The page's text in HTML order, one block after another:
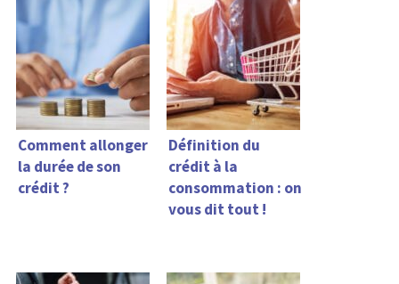
Comment allonger
la durée de son
crédit ?
Définition du
crédit à la
consommation : on
vous dit tout !